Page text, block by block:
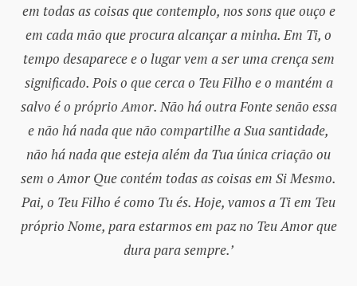
em todas as coisas que contemplo, nos sons que ouço e
em cada mão que procura alcançar a minha. Em Ti, o
tempo desaparece e o lugar vem a ser uma crença sem
significado. Pois o que cerca o Teu Filho e o mantém a
salvo é o próprio Amor. Não há outra Fonte senão essa
e não há nada que não compartilhe a Sua santidade,
não há nada que esteja além da Tua única criação ou
sem o Amor Que contém todas as coisas em Si Mesmo.
Pai, o Teu Filho é como Tu és. Hoje, vamos a Ti em Teu
próprio Nome, para estarmos em paz no Teu Amor que
dura para sempre.’